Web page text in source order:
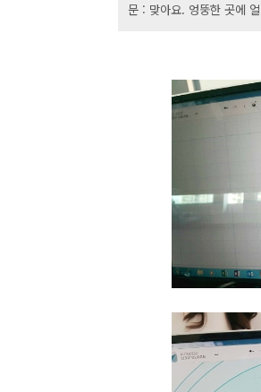
문 : 맞아요. 엉뚱한 곳에